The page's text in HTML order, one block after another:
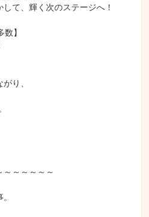
て、輝く次のステージへ！
】
り、
～～～～～～